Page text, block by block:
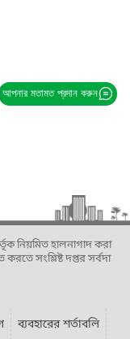
আপনার মতামত প্রদান করুন
নিয়মিত হালনাগাদ করা
করতে সংশ্লিষ্ট দপ্তর সর্বদা
ব্যবহারের শর্তাবলি